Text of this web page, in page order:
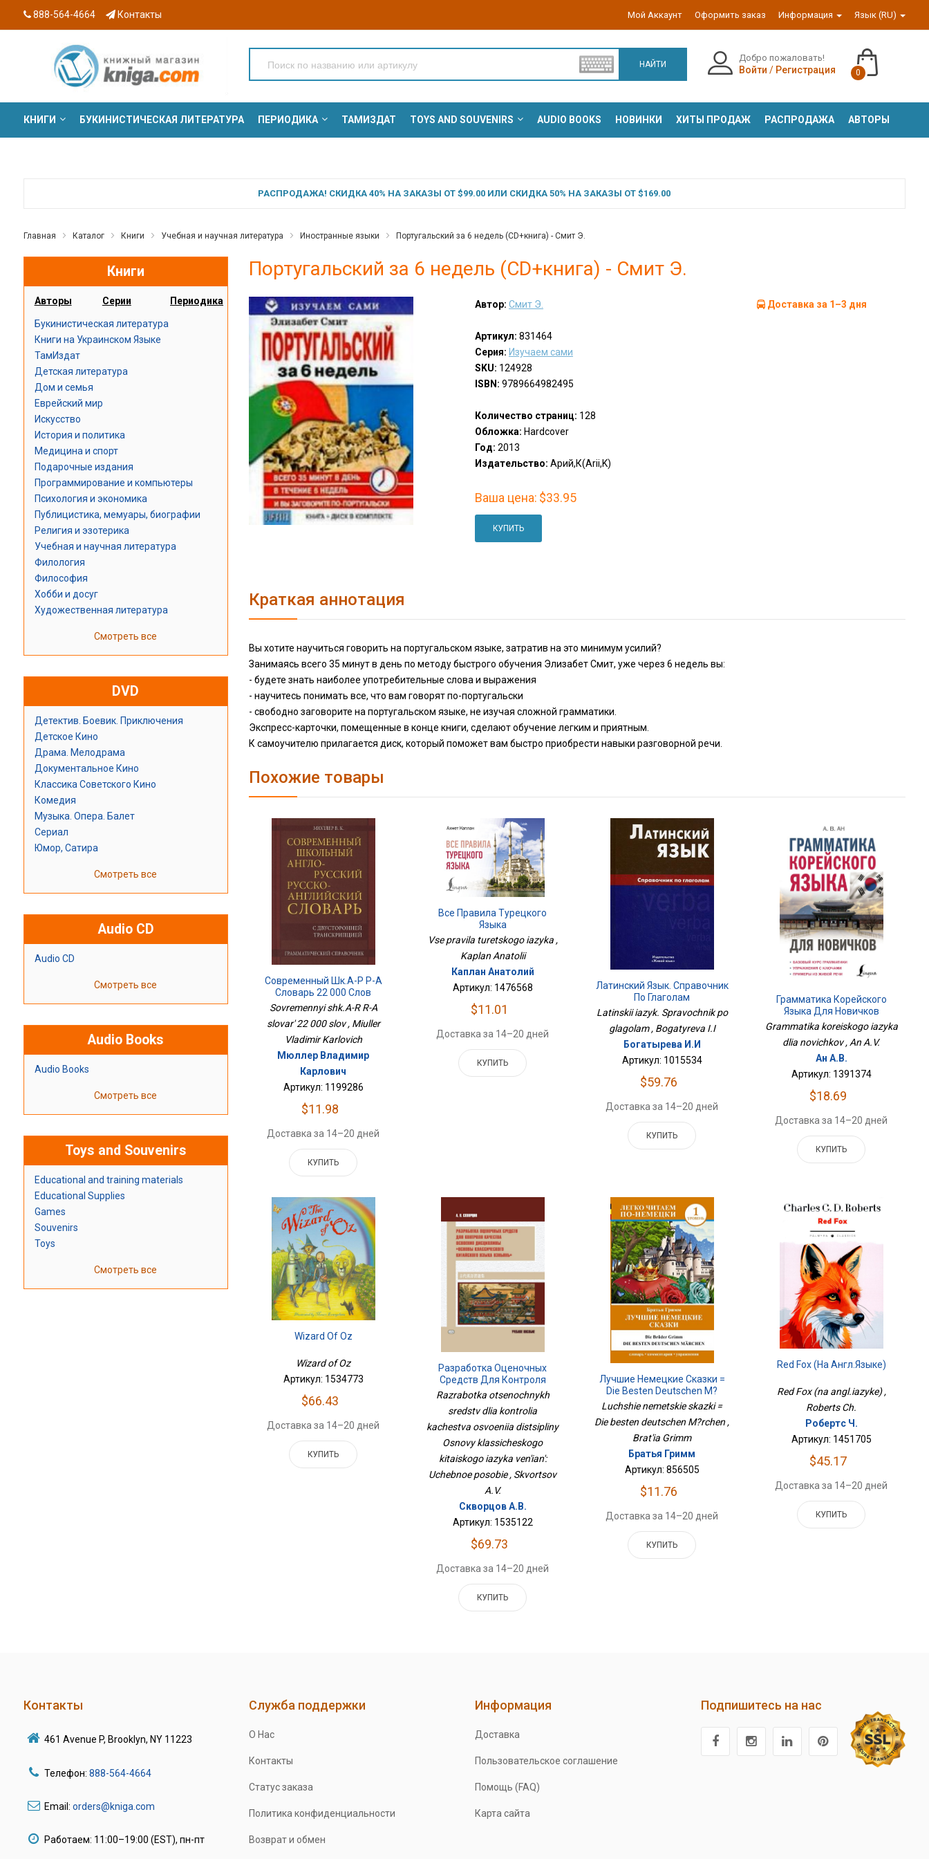
888-564-4664 Контакты Мой Аккаунт Оформить заказ Информация Язык (RU)
НАЙТИ
Добро пожаловать!
Войти / Регистрация 0
КНИГИ БУКИНИСТИЧЕСКАЯ ЛИТЕРАТУРА ПЕРИОДИКА ТАМИЗДАТ TOYS AND SOUVENIRS AUDIO BOOKS НОВИНКИ ХИТЫ ПРОДАЖ РАСПРОДАЖА АВТОРЫ
РАСПРОДАЖА! СКИДКА 40% НА ЗАКАЗЫ ОТ $99.00 ИЛИ СКИДКА 50% НА ЗАКАЗЫ ОТ $169.00
Главная Каталог Книги Учебная и научная литература Иностранные языки Португальский за 6 недель (CD+книга) - Смит Э.
Книги
Авторы Серии Периодика
Букинистическая литература
Книги на Украинском Языке
ТамИздат
Детская литература
Дом и семья
Еврейский мир
Искусство
История и политика
Медицина и спорт
Подарочные издания
Программирование и компьютеры
Психология и экономика
Публицистика, мемуары, биографии
Религия и эзотерика
Учебная и научная литература
Филология
Философия
Хобби и досуг
Художественная литература
Смотреть все
DVD
Детектив. Боевик. Приключения
Детское Кино
Драма. Мелодрама
Документальное Кино
Классика Советского Кино
Комедия
Музыка. Опера. Балет
Сериал
Юмор, Сатира
Смотреть все
Audio CD
Audio CD
Смотреть все
Audio Books
Audio Books
Смотреть все
Toys and Souvenirs
Educational and training materials
Educational Supplies
Games
Souvenirs
Toys
Смотреть все
Португальский за 6 недель (CD+книга) - Смит Э.
Автор: Смит Э.
Артикул: 831464
Серия: Изучаем сами
SKU: 124928
ISBN: 9789664982495
Количество страниц: 128
Обложка: Hardcover
Год: 2013
Издательство: Арий,К(Arii,K)
Ваша цена: $33.95
КУПИТЬ
Доставка за 1–3 дня
Краткая аннотация
Вы хотите научиться говорить на португальском языке, затратив на это минимум усилий?
Занимаясь всего 35 минут в день по методу быстрого обучения Элизабет Смит, уже через 6 недель вы:
- будете знать наиболее употребительные слова и выражения
- научитесь понимать все, что вам говорят по-португальски
- свободно заговорите на португальском языке, не изучая сложной грамматики.
Экспресс-карточки, помещенные в конце книги, сделают обучение легким и приятным.
К самоучителю прилагается диск, который поможет вам быстро приобрести навыки разговорной речи.
Похожие товары
Современный Шк.А-Р Р-А
Словарь 22 000 Слов
Sovremennyi shk.A-R R-A
slovar' 22 000 slov , Miuller
Vladimir Karlovich
Мюллер Владимир
Карлович
Артикул: 1199286
$11.98
Доставка за 14–20 дней
КУПИТЬ
Все Правила Турецкого
Языка
Vse pravila turetskogo iazyka ,
Kaplan Anatolii
Каплан Анатолий
Артикул: 1476568
$11.01
Доставка за 14–20 дней
КУПИТЬ
Латинский Язык. Справочник
По Глаголам
Latinskii iazyk. Spravochnik po
glagolam , Bogatyreva I.I
Богатырева И.И
Артикул: 1015534
$59.76
Доставка за 14–20 дней
КУПИТЬ
Грамматика Корейского
Языка Для Новичков
Grammatika koreiskogo iazyka
dlia novichkov , An A.V.
Ан А.В.
Артикул: 1391374
$18.69
Доставка за 14–20 дней
КУПИТЬ
Wizard Of Oz
Wizard of Oz
Артикул: 1534773
$66.43
Доставка за 14–20 дней
КУПИТЬ
Разработка Оценочных
Средств Для Контроля
Качества Освоения
Дисциплины Основы
Классического Китайского
Языка Вэньянь: Учебное
Пособие
Razrabotka otsenochnykh
sredstv dlia kontrolia
kachestva osvoeniia distsipliny
Osnovy klassicheskogo
kitaiskogo iazyka ven'ian':
Uchebnoe posobie , Skvortsov
A.V.
Скворцов А.В.
Артикул: 1535122
$69.73
Доставка за 14–20 дней
КУПИТЬ
Лучшие Немецкие Сказки =
Die Besten Deutschen M?
Rchen
Luchshie nemetskie skazki =
Die besten deutschen M?rchen ,
Brat'ia Grimm
Братья Гримм
Артикул: 856505
$11.76
Доставка за 14–20 дней
КУПИТЬ
Red Fox (на Англ.языке)
Red Fox (na angl.iazyke) ,
Roberts Ch.
Робертс Ч.
Артикул: 1451705
$45.17
Доставка за 14–20 дней
КУПИТЬ
Контакты
461 Avenue P, Brooklyn, NY 11223
Телефон: 888-564-4664
Email: orders@kniga.com
Работаем: 11:00–19:00 (EST), пн-пт
Служба поддержки
О Нас
Контакты
Статус заказа
Политика конфиденциальности
Возврат и обмен
Информация
Доставка
Пользовательское соглашение
Помощь (FAQ)
Карта сайта
Подпишитесь на нас